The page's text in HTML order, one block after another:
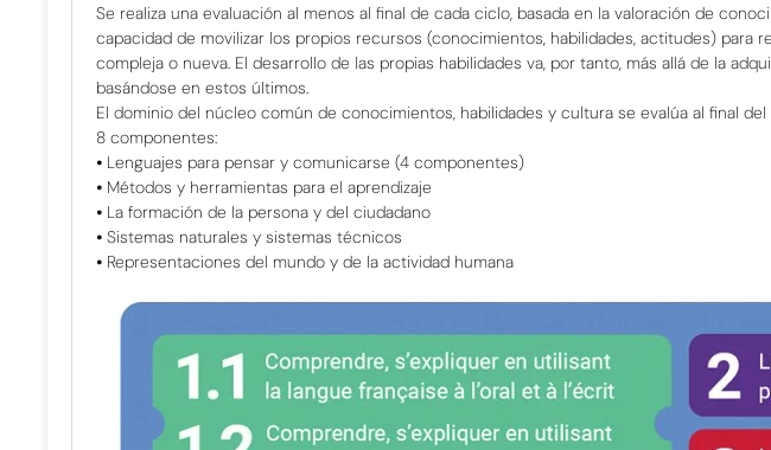
Se realiza una evaluación al menos al final de cada ciclo, basada en la valoración de
capacidad de movilizar los propios recursos (conocimientos, habilidades, actitudes) para
compleja o nueva. El desarrollo de las propias habilidades va, por tanto, más allá de la
basándose en estos últimos.
El dominio del núcleo común de conocimientos, habilidades y cultura se evalúa al final
8 componentes:
⦁ Lenguajes para pensar y comunicarse (4 componentes)
⦁ Métodos y herramientas para el aprendizaje
⦁ La formación de la persona y del ciudadano
⦁ Sistemas naturales y sistemas técnicos
⦁ Representaciones del mundo y de la actividad humana